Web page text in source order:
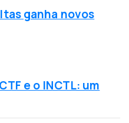
ganha novos
e o INCTL: um